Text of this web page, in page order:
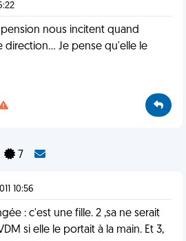
nous incitent quand
direction... Je pense qu'elle le
7
10:56
: c'est une fille. 2 ,sa ne serait
si elle le portait à la main. Et 3,